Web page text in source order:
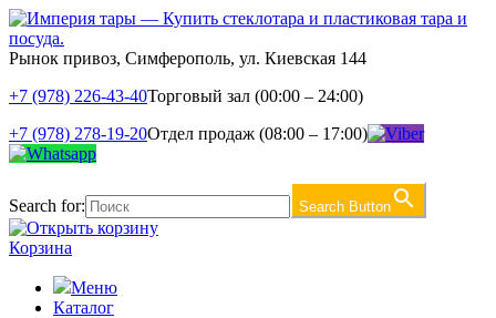
Рынок привоз, Симферополь, ул. Киевская 144
+7 (978) 226-43-40Торговый зал (00:00 – 24:00)
+7 (978) 278-19-20Отдел продаж (08:00 – 17:00)
Search for: Search Button
Корзина
Меню
Каталог